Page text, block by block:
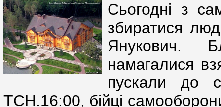
Сьогодні з
збиратися
Янукович.
намагалися
пускали до
ТСН.16:00, бійці